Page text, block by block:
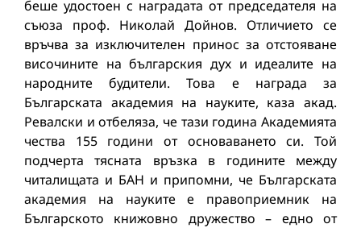
беше удостоен с наградата от председателя на
съюза проф. Николай Дойнов. Отличието се
връчва за изключителен принос за отстояване
височините на българския дух и идеалите на
народните будители. Това е награда за
Българската академия на науките, каза акад.
Ревалски и отбеляза, че тази година Академията
чества 155 години от основаването си. Той
подчерта тясната връзка в годините между
читалищата и БАН и припомни, че Българската
академия на науките е правоприемник на
Българското книжовно дружество – едно от